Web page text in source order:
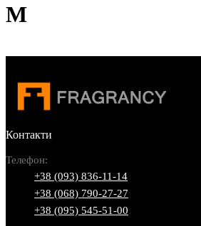
M
Контакти
Телефон:
+38 (093) 836-11-14
+38 (068) 790-27-27
+38 (095) 545-51-00